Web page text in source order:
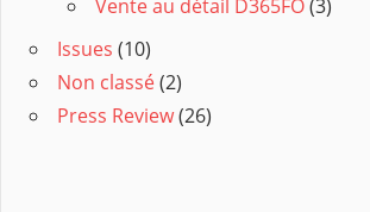
Vente au détail D365FO(3)
Issues (10)
Non classé(2)
Press Review(26)